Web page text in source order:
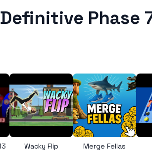
Phase
Wacky Flip Merge Fellas